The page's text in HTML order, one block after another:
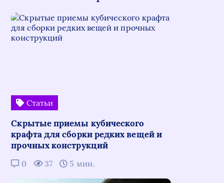
Статьи
Скрытые приемы кубического
крафта для сборки редких вещей и
прочных конструкций
0 37 5 мин.